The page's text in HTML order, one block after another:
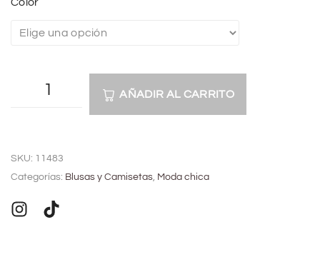
AÑADIR AL CARRITO
t
e
r
SKU: 11483
Categorías: Blusas y Camisetas, Moda chica